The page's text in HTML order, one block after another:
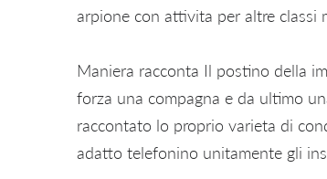
arpione con attivita per altre classi
Maniera racconta Il postino della
forza una compagna e da ultimo
raccontato lo proprio varieta di
adatto telefonino unitamente gli